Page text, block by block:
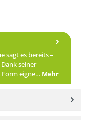
sagt es bereits –
seiner
Form eigne… Mehr